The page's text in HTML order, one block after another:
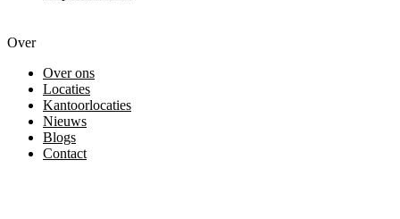
Over
Over ons
Locaties
Kantoorlocaties
Nieuws
Blogs
Contact